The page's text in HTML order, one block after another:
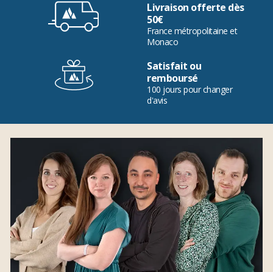
Livraison offerte dès
50€
France métropolitaine et
Monaco
Satisfait ou
remboursé
100 jours pour changer
d'avis